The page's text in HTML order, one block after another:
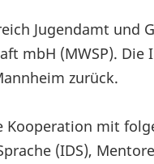
Jugendamt und
mbH (MWSP).
zurück.
Kooperation mit
(IDS),